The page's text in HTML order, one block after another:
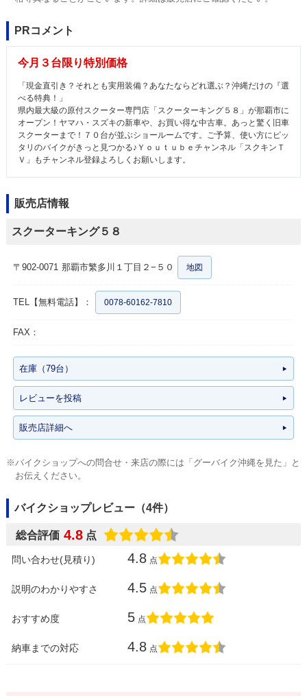
PRコメント
今月３台限り特別価格
「現金直引き？それとも実用装備？あなたならどれ選ぶ？沖縄だけの『選
べる特典！」
県内最大級の原付スクーター専門店「スクーターキング５８」が那覇市に
オープン！ヤマハ・スズキの新車や、お買い得な中古車。あっと驚く旧車
スクーターまで！７０台が並ぶショールームです。ご予算、使い方にピッ
タリのバイクがきっと見つかる♪Ｙｏｕｔｕｂｅチャンネル「スクキンＴ
Ｖ」もチャンネル登録よろしくお願いします。
販売店情報
スクーターキング５８
〒902-0071 那覇市繁多川１丁目２−５０ 地図
TEL【無料電話】： 0078-60162-7810
FAX：
在庫（79台）
レビューを投稿
販売店詳細へ
※バイクショップへの問合せ・来店の際には「グーバイク沖縄を見た」と
お伝えください。
バイクショップレビュー（4件）
総合評価 4.8 点
問い合わせ(見積り) 4.8 点
説明のわかりやすさ 4.5 点
おすすめ度 5 点
納車までの対応 4.8 点